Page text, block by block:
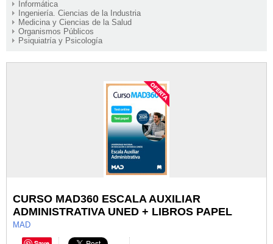
Informática
Ingeniería. Ciencias de la Industria
Medicina y Ciencias de la Salud
Organismos Públicos
Psiquiatría y Psicología
CURSO MAD360 ESCALA AUXILIAR
ADMINISTRATIVA UNED + LIBROS PAPEL
MAD